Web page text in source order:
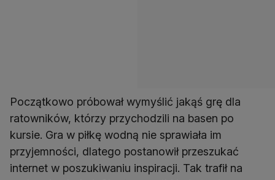
Początkowo próbował wymyślić jakąś grę dla
ratowników, którzy przychodzili na basen po
kursie. Gra w piłkę wodną nie sprawiała im
przyjemności, dlatego postanowił przeszukać
internet w poszukiwaniu inspiracji. Tak trafił na